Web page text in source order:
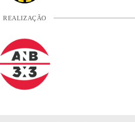
REALIZAÇÃO